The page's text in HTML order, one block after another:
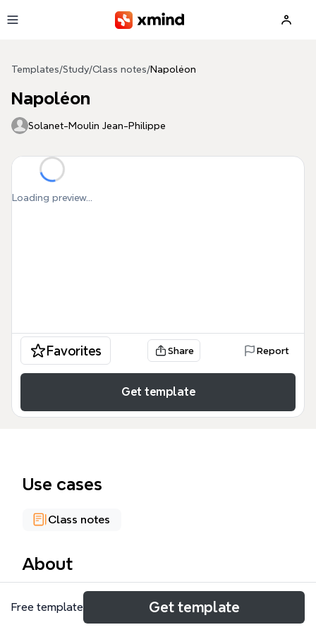
Templates/Study/Class notes/Napoléon
Napoléon
Solanet-Moulin Jean-Philippe
Loading preview...
Favorites Share Report
Get template
Use cases
Class notes
About
Cette carte mentale Napoléon, conçue pour les
élèves de CM2, couvre la vie et l'œuvre de Napoléon
Free template Get template